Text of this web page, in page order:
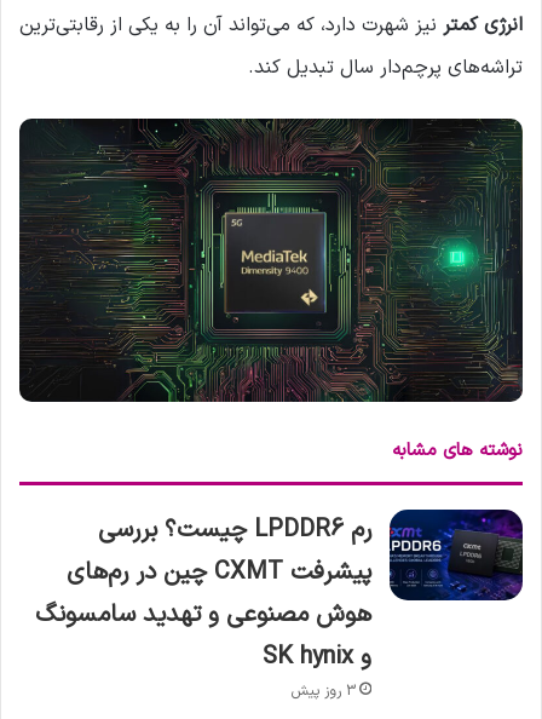
انرژی کمتر نیز شهرت دارد، که می‌تواند آن را به یکی از رقابتی‌ترین
تراشه‌های پرچم‌دار سال تبدیل کند.
نوشته های مشابه
رم LPDDR6 چیست؟ بررسی
پیشرفت CXMT چین در رم‌های
هوش مصنوعی و تهدید سامسونگ
و SK hynix
3 روز پیش